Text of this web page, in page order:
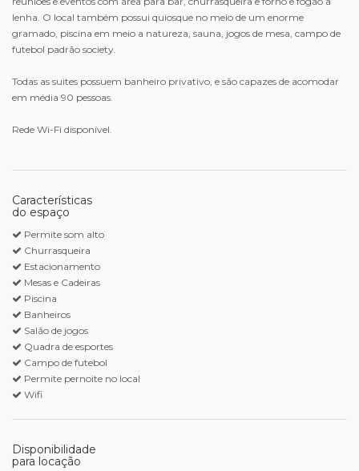
lenha. O local também possui quiosque no meio de um enorme
gramado, piscina em meio a natureza, sauna, jogos de mesa, campo de
futebol padrão society.
Todas as suites possuem banheiro privativo, e são capazes de acomodar
em média 90 pessoas.
Rede Wi-Fi disponível.
Características
do espaço
Permite som alto
Churrasqueira
Estacionamento
Mesas e Cadeiras
Piscina
Banheiros
Salão de jogos
Quadra de esportes
Campo de futebol
Permite pernoite no local
Wifi
Disponibilidade
para locação